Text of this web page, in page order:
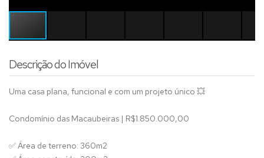
Descrição do Imóvel
Uma casa plana, funcional e com um projeto único 💥
Condomínio das Macaubeiras | R$1.850.000,00
✅ Área de terreno: 360m2